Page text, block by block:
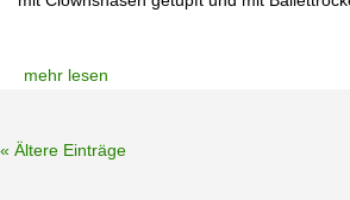
mehr lesen
« Ältere Einträge